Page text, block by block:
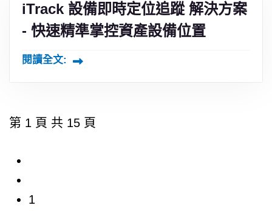
iTrack 設備即時定位追蹤 解決方案
- 快速精準掌控資產設備位置
閱讀全文:
第 1 頁 共 15 頁
1